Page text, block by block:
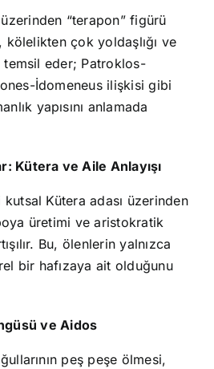
“terapon” figürü
kölelikten çok yoldaşlığı ve
eder; Patroklos-
İdomeneus ilişkisi gibi
yapısını anlamada
Kütera ve Aile Anlayışı
Kütera adası üzerinden
üretimi ve aristokratik
Bu, ölenlerin yalnızca
bir hafızaya ait olduğunu
ve Aidos
peş peşe ölmesi,